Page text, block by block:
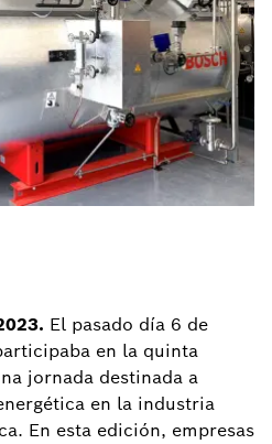
El pasado día 6 de
en la quinta
jornada destinada a
en la industria
En esta edición, empresas